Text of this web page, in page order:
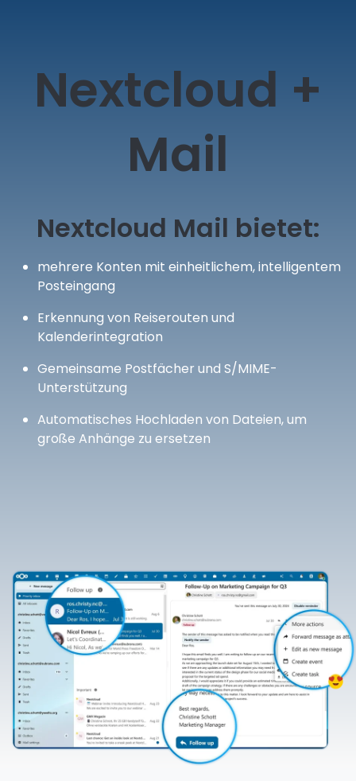
Nextcloud +
Mail
Nextcloud Mail bietet:
mehrere Konten mit einheitlichem, intelligentem
Posteingang
Erkennung von Reiserouten und
Kalenderintegration
Gemeinsame Postfächer und S/MIME-
Unterstützung
Automatisches Hochladen von Dateien, um
große Anhänge zu ersetzen